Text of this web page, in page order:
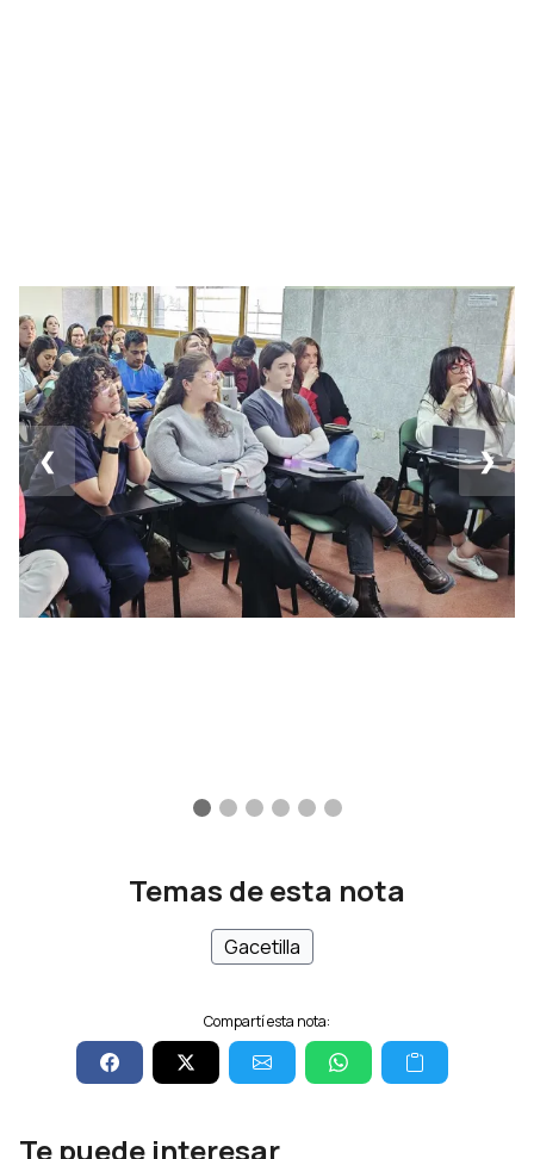
❮ ❯
Temas de esta nota
Gacetilla
Compartí esta nota:
Te puede interesar